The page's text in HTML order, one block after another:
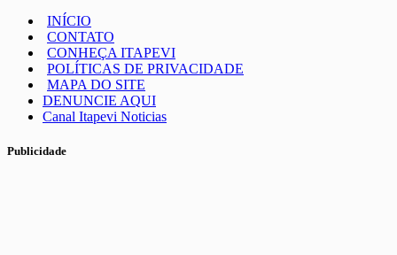
INÍCIO
CONTATO
CONHEÇA ITAPEVI
POLÍTICAS DE PRIVACIDADE
MAPA DO SITE
DENUNCIE AQUI
Canal Itapevi Noticias
Publicidade